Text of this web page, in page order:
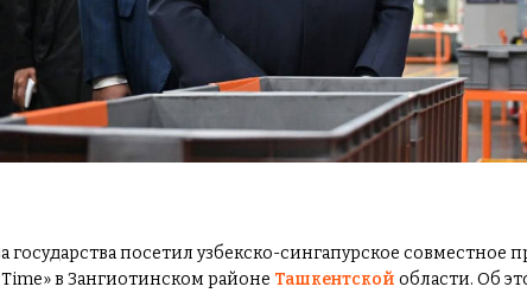
государства посетил узбекско-сингапурское совместное
Time» в Зангиотинском районе Ташкентской области. Об